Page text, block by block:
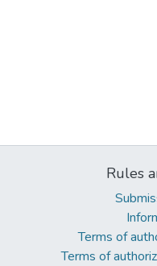
Rules
Terms of
Terms of